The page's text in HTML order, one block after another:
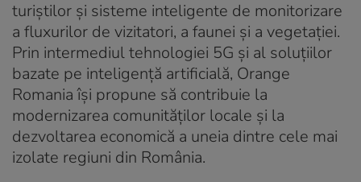
turiștilor și sisteme inteligente de monitorizare
a fluxurilor de vizitatori, a faunei și a vegetației.
Prin intermediul tehnologiei 5G și al soluțiilor
bazate pe inteligență artificială, Orange
Romania își propune să contribuie la
modernizarea comunităților locale și la
dezvoltarea economică a uneia dintre cele mai
izolate regiuni din România.